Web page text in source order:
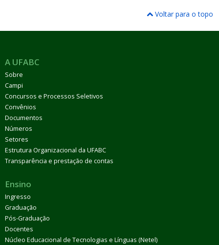
Voltar para o topo
A UFABC
Sobre
Campi
Concursos e Processos Seletivos
Convênios
Documentos
Números
Setores
Estrutura Organizacional da UFABC
Transparência e prestação de contas
Ensino
Ingresso
Graduação
Pós-Graduação
Docentes
Núcleo Educacional de Tecnologias e Línguas (Netel)